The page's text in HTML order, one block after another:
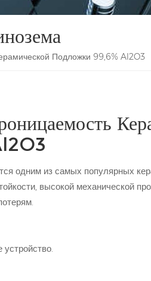
Подложки 99,6% Al2O3
одним из самых популярных
высокой механической